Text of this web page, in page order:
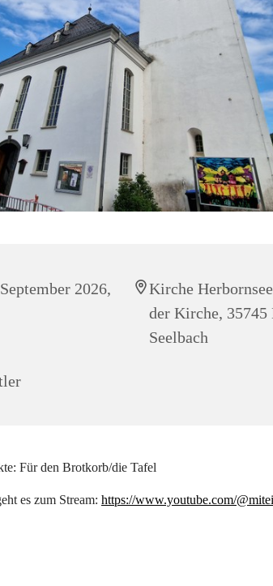
2026,
Kirche
der Kirche, 35745
Seelbach
Für den Brotkorb/die Tafel
es zum Stream: https://www.youtube.com/